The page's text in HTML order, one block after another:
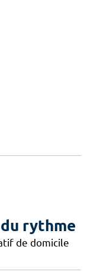
rythme
de domicile